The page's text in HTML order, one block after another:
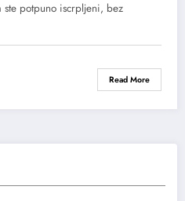
ste potpuno iscrpljeni, bez
Read More